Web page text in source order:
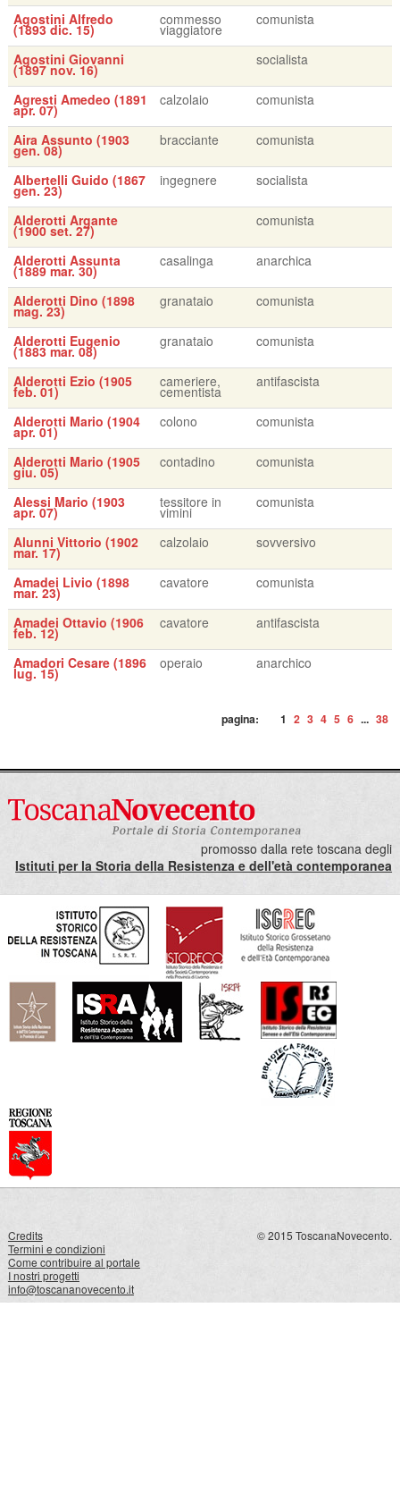
Agostini Alfredo
(1893 dic. 15)
commesso
viaggiatore
comunista
Agostini Giovanni
(1897 nov. 16)
socialista
Agresti Amedeo (1891
apr. 07)
calzolaio comunista
Aira Assunto (1903
gen. 08)
bracciante comunista
Albertelli Guido (1867
gen. 23)
ingegnere socialista
Alderotti Argante
(1900 set. 27)
comunista
Alderotti Assunta
(1889 mar. 30)
casalinga anarchica
Alderotti Dino (1898
mag. 23)
granataio comunista
Alderotti Eugenio
(1883 mar. 08)
granataio comunista
Alderotti Ezio (1905
feb. 01)
cameriere,
cementista
antifascista
Alderotti Mario (1904
apr. 01)
colono comunista
Alderotti Mario (1905
giu. 05)
contadino comunista
Alessi Mario (1903
apr. 07)
tessitore in
vimini
comunista
Alunni Vittorio (1902
mar. 17)
calzolaio sovversivo
Amadei Livio (1898
mar. 23)
cavatore comunista
Amadei Ottavio (1906
feb. 12)
cavatore antifascista
Amadori Cesare (1896
lug. 15)
operaio anarchico
pagina: 1 2 3 4 5 6 ... 38
promosso dalla rete toscana degli
Istituti per la Storia della Resistenza e dell'età contemporanea
Credits
Termini e condizioni
Come contribuire al portale
I nostri progetti
info@toscananovecento.it
© 2015 ToscanaNovecento.